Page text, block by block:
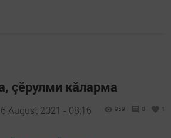
çӗрулми кăларма
August 2021 - 08:16 959 0 1